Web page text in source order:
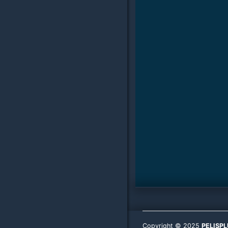
Copyright © 2025